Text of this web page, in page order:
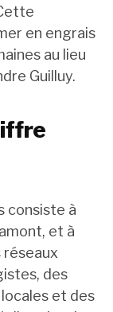
en engrais
au lieu
Guilluy.
consiste à
et à
réseaux
des
et des